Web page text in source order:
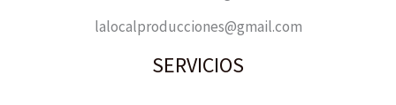
lalocalproducciones@gmail.com
SERVICIOS